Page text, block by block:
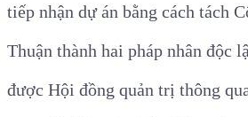
tiếp nhận dự án bằng cách tách
Thuận thành hai pháp nhân độc
được Hội đồng quản trị thông